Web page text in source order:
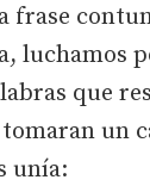
frase
luchamos
que
un
unía: